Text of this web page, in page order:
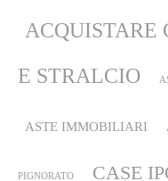
ACQUISTARE
E STRALCIO
ASTE IMMOBILIARI
PIGNORATO CASE